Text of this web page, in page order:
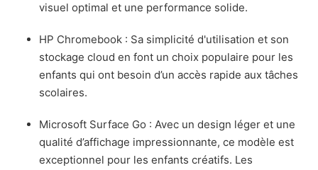
visuel optimal et une performance solide.
HP Chromebook : Sa simplicité d'utilisation et son
stockage cloud en font un choix populaire pour les
enfants qui ont besoin d’un accès rapide aux tâches
scolaires.
Microsoft Surface Go : Avec un design léger et une
qualité d’affichage impressionnante, ce modèle est
exceptionnel pour les enfants créatifs. Les